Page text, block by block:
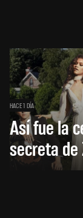
HACE 1 DÍA
Así fue la
secreta de